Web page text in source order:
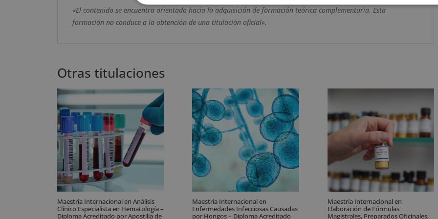
«El contenido se encuentra orientado hacia la adquisición de formación teórica complementaria. Esta
formación no conduce a la obtención de una titulación oficial».
Otras titulaciones
Maestría Internacional en Análisis
Clínico Especialista en Hematología –
Diploma Acreditado por Apostilla de
Maestría Internacional en
Enfermedades Infecciosas Causadas
por Hongos – Diploma Acreditado
Maestría Internacional en
Elaboración de Fórmulas
Magistrales, Preparados Oficinales,